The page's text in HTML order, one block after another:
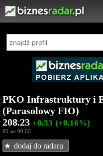
PKO Infrastruktury i
(Parasolowy FIO)
208.23 +0.33 (+0.16%)
05 sie 00:00
dodaj do radaru